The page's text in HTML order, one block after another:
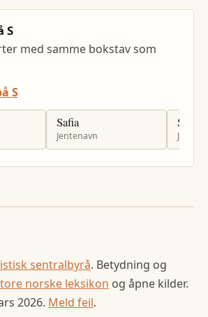
S
med samme bokstav som
S
Safia
Jentenavn
sentralbyrå. Betydning og
norske leksikon og åpne kilder.
2026. Meld feil.